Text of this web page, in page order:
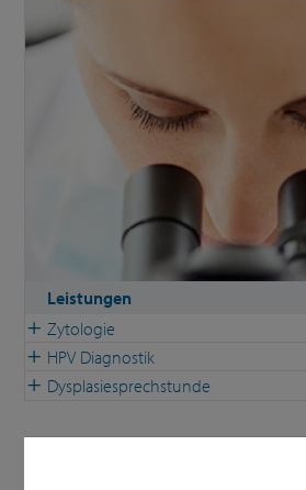
Leistungen
Zytologie
HPV Diagnostik
Dysplasiesprechstunde